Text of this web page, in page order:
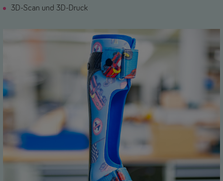
3D-Scan und 3D-Druck